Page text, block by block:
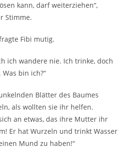
kann, darf weiterziehen“,
Stimme.
Fibi mutig.
ich wandere nie. Ich trinke, doch
bin ich?“
Blätter des Baumes
als wollten sie ihr helfen.
an etwas, das ihre Mutter ihr
Er hat Wurzeln und trinkt Wasser
Mund zu haben!“